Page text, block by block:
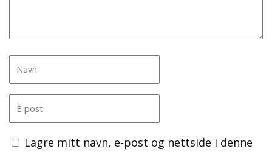
Lagre mitt navn, e-post og nettside i denne